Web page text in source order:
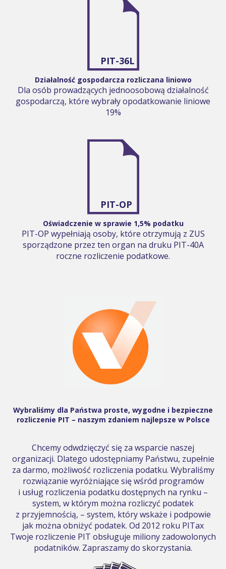
PIT-36L
Działalność gospodarcza rozliczana liniowo
Dla osób prowadzących jednoosobową działalność
gospodarczą, które wybrały opodatkowanie liniowe
19%
PIT-OP
Oświadczenie w sprawie 1,5% podatku
PIT-OP wypełniają osoby, które otrzymują z ZUS
sporządzone przez ten organ na druku PIT-40A
roczne rozliczenie podatkowe.
Wybraliśmy dla Państwa proste, wygodne i bezpieczne
rozliczenie PIT – naszym zdaniem najlepsze w Polsce
Chcemy odwdzięczyć się za wsparcie naszej
organizacji. Dlatego udostępniamy Państwu, zupełnie
za darmo, możliwość rozliczenia podatku. Wybraliśmy
rozwiązanie wyróżniające się wśród programów
i usług rozliczenia podatku dostępnych na rynku –
system, w którym można rozliczyć podatek
z przyjemnością, – system, który wskaże i podpowie
jak można obniżyć podatek. Od 2012 roku PITax
Twoje rozliczenie PIT obsługuje miliony zadowolonych
podatników. Zapraszamy do skorzystania.